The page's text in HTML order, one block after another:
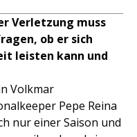
Verletzung muss
ob er sich
leisten kann und
Volkmar
Pepe Reina
nur einer Saison und